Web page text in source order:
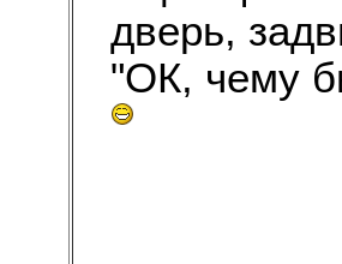
дверь,
"ОК, чему